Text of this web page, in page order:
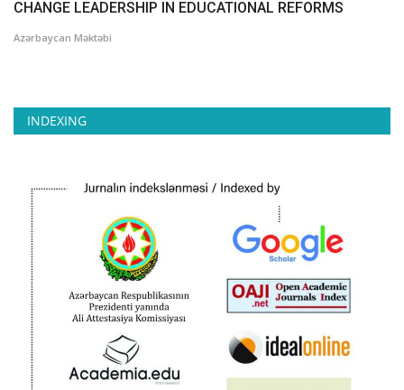
CHANGE LEADERSHIP IN EDUCATIONAL REFORMS
Azərbaycan Məktəbi
INDEXING